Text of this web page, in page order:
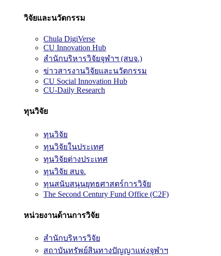
วิจัยและนวัตกรรม
Chula DigiVerse
CU Innovation Hub
สำนักบริหารวิจัยจุฬาฯ (สบจ.)
ข่าวสารงานวิจัยและนวัตกรรม
CU Social Innovation Hub
CU-Daily Research
ทุนวิจัย
ทุนวิจัย
ทุนวิจัยในประเทศ
ทุนวิจัยต่างประเทศ
ทุนวิจัย สบจ.
ทุนสนับสนุนยุทธศาสตร์การวิจัย
The Second Century Fund Office (C2F)
หน่วยงานด้านการวิจัย
สำนักบริหารวิจัย
สถาบันทรัพย์สินทางปัญญาแห่งจุฬาฯ